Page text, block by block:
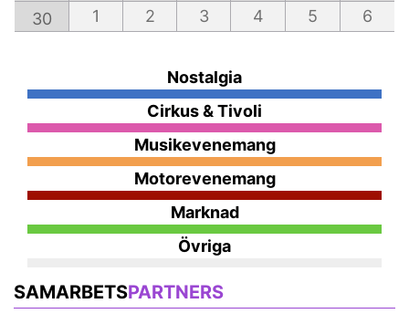
30
1 2 3 4 5 6
Nostalgia
Cirkus & Tivoli
Musikevenemang
Motorevenemang
Marknad
Övriga
SAMARBETSPARTNERS